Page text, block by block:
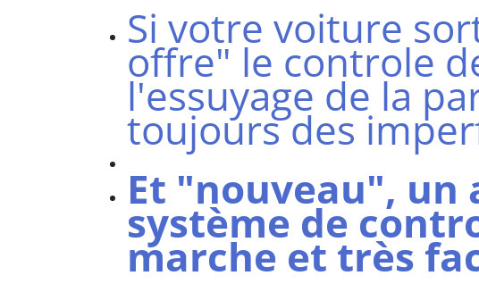
Si votre voiture
offre" le controle
l'essuyage de la
toujours des
Et "nouveau", un
système de
marche et très